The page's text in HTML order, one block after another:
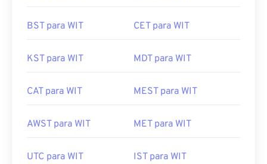
BST para WIT CET para WIT
KST para WIT MDT para WIT
CAT para WIT MEST para WIT
AWST para WIT MET para WIT
UTC para WIT IST para WIT